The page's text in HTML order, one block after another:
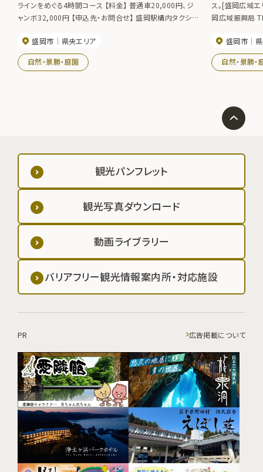
ラインをめぐる4時間コース 【料金】 普通車20,000円、ジ
ャンボ32,000円 【申込先・お問合せ】 盛岡駅構内タクシー
盛岡市
県央エリア
自然・景勝・庭園
ス。[盛岡広域エリア岩手
岡広域振興局
盛岡市
自然・景勝・
観光パンフレット
観光写真ダウンロード
動画ライブラリー
バリアフリー観光情報案内所・対応施設
PR 広告掲載について